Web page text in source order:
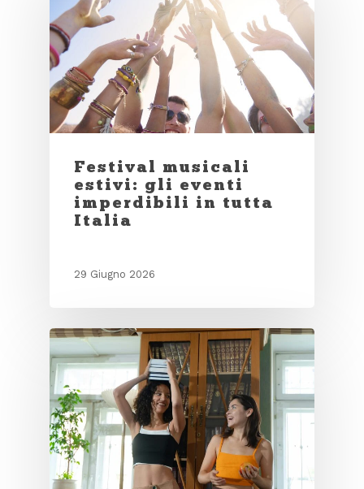
Festival musicali
estivi: gli eventi
imperdibili in tutta
Italia
29 Giugno 2026